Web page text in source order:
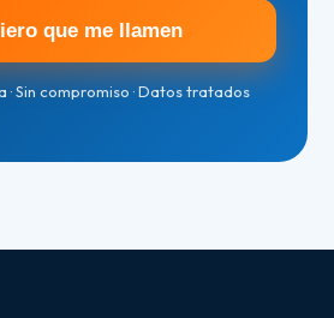
que me llamen
Sin compromiso · Datos tratados